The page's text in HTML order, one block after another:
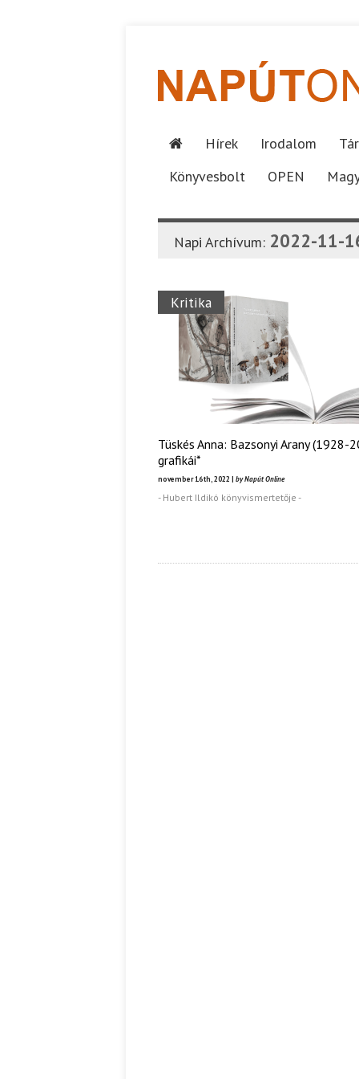
Hírek Irodalom
Könyvesbolt
OPEN
Napi Archívum: 2022-11-
Kritika
Tüskés Anna: Bazsonyi Arany (1928-
grafikái*
november 16th, 2022 | by Napút Online
- Hubert Ildikó könyvismertetője -